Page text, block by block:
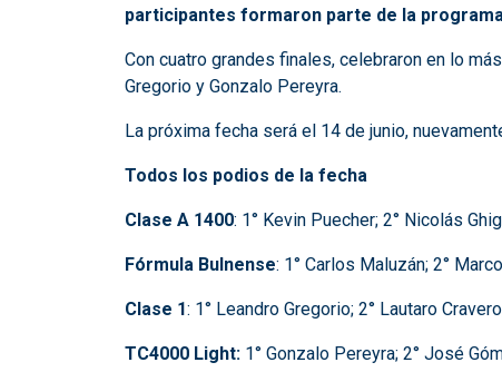
participantes formaron parte de la
Con cuatro grandes finales, celebraron en lo
Gregorio y Gonzalo Pereyra.
La próxima fecha será el 14 de junio,
Todos los podios de la fecha
Clase A 1400: 1° Kevin Puecher; 2° Nicolás
Fórmula Bulnense: 1° Carlos Maluzán; 2°
Clase 1: 1° Leandro Gregorio; 2° Lautaro Cravero
TC4000 Light: 1° Gonzalo Pereyra; 2° José